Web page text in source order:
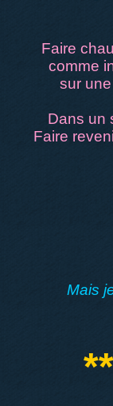
Faire
comme
sur
Dans un
Faire
Mais